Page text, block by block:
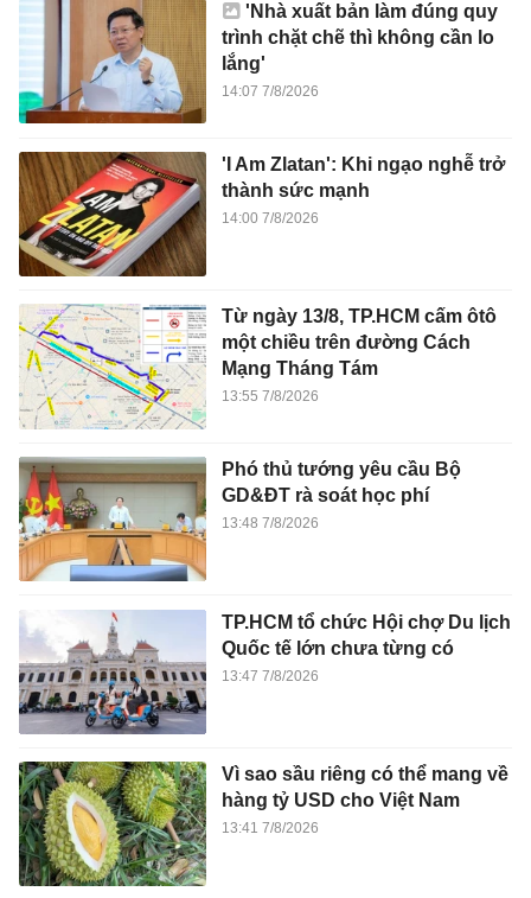
'Nhà xuất bản làm đúng quy
trình chặt chẽ thì không cần lo
lắng'
14:07 7/8/2026
'I Am Zlatan': Khi ngạo nghễ trở
thành sức mạnh
14:00 7/8/2026
Từ ngày 13/8, TP.HCM cấm ôtô
một chiều trên đường Cách
Mạng Tháng Tám
13:55 7/8/2026
Phó thủ tướng yêu cầu Bộ
GD&ĐT rà soát học phí
13:48 7/8/2026
TP.HCM tổ chức Hội chợ Du lịch
Quốc tế lớn chưa từng có
13:47 7/8/2026
Vì sao sầu riêng có thể mang về
hàng tỷ USD cho Việt Nam
13:41 7/8/2026